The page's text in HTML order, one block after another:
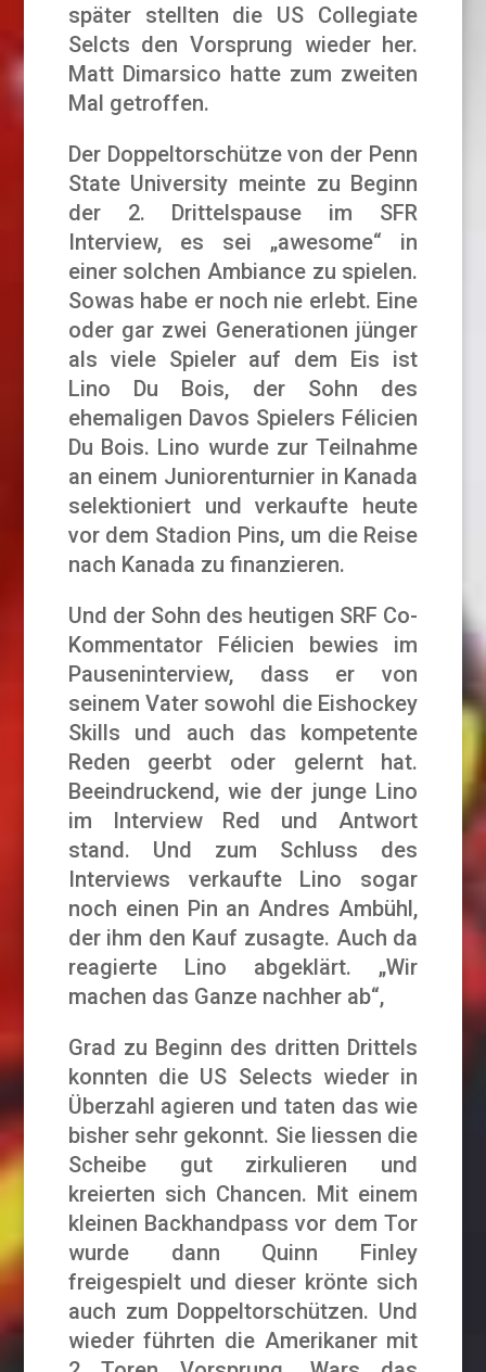
später stellten die US Collegiate
Selcts den Vorsprung wieder her.
Matt Dimarsico hatte zum zweiten
Mal getroffen.
Der Doppeltorschütze von der Penn
State University meinte zu Beginn
der 2. Drittelspause im SFR
Interview, es sei „awesome“ in
einer solchen Ambiance zu spielen.
Sowas habe er noch nie erlebt. Eine
oder gar zwei Generationen jünger
als viele Spieler auf dem Eis ist
Lino Du Bois, der Sohn des
ehemaligen Davos Spielers Félicien
Du Bois. Lino wurde zur Teilnahme
an einem Juniorenturnier in Kanada
selektioniert und verkaufte heute
vor dem Stadion Pins, um die Reise
nach Kanada zu finanzieren.
Und der Sohn des heutigen SRF Co-
Kommentator Félicien bewies im
Pauseninterview, dass er von
seinem Vater sowohl die Eishockey
Skills und auch das kompetente
Reden geerbt oder gelernt hat.
Beeindruckend, wie der junge Lino
im Interview Red und Antwort
stand. Und zum Schluss des
Interviews verkaufte Lino sogar
noch einen Pin an Andres Ambühl,
der ihm den Kauf zusagte. Auch da
reagierte Lino abgeklärt. „Wir
machen das Ganze nachher ab“,
Grad zu Beginn des dritten Drittels
konnten die US Selects wieder in
Überzahl agieren und taten das wie
bisher sehr gekonnt. Sie liessen die
Scheibe gut zirkulieren und
kreierten sich Chancen. Mit einem
kleinen Backhandpass vor dem Tor
wurde dann Quinn Finley
freigespielt und dieser krönte sich
auch zum Doppeltorschützen. Und
wieder führten die Amerikaner mit